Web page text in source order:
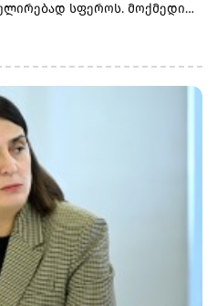
სფეროს. მოქმედი
საქმიანობას, უნდა
საქართველოს
აღვნიშნავთ, რომ აშშ-ის
აქტივების
სანქცირებულ სუბიექტს -
- ვირტუალური აქტივის
რეგისტრაციის თაობაზე
არ მოუმართავს და
სებ-ის მიერ
სამეწარმეო რეესტრის
კომპანიას გაუქმებული
ხაზგასმით აღვნიშნავთ,
ბანკის მარეგულირებელი
და ოპერირების მკაცრ
მნიშვნელოვან ფილტრს